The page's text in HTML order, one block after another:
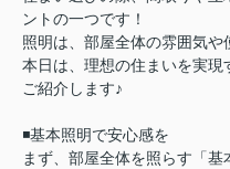
ントの一つです！
照明は、部屋全体の雰囲気や
本日は、理想の住まいを実
ご紹介します♪
◾️基本照明で安心感を
まず、部屋全体を照らす「